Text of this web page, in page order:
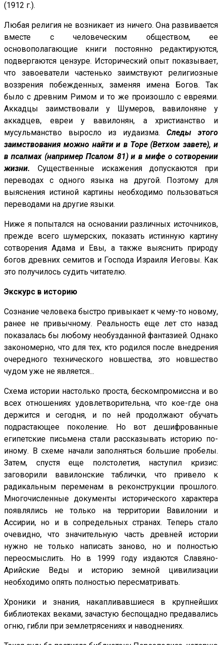
(1912 г.).
Любая религия не возникает из ничего. Она развивается
вместе с человеческим обществом, ее
основополагающие книги постоянно редактируются,
подвергаются цензуре. Исторический опыт показывает,
что завоеватели частенько заимствуют религиозные
воззрения побежденных, заменяя имена Богов. Так
было с древним Римом и то же произошло с евреями.
Аккадцы заимствовали у Шумеров, вавилоняне у
аккадцев, евреи у вавилонян, а христианство и
мусульманство выросло из иудаизма. Следы этого
заимствования можно найти и в Торе (Ветхом завете), и
в псалмах (например Псалом 81) и в мифе о сотворении
жизни.
Существенные искажения допускаются при
переводах с одного языка на другой. Поэтому для
выяснения истиной картины необходимо пользоваться
переводами на другие языки.
Ниже я попытался на основании различных источников,
прежде всего шумерских, показать истинную картину
сотворения Адама и Евы, а также выяснить природу
богов древних семитов и Господа Израиля Иеговы. Как
это получилось судить читателю.
Экскурс в историю
Сознание человека быстро привыкает к чему-то новому,
ранее не привычному. Реальность еще лет сто назад
показалась бы любому необузданной фантазией. Однако
закономерно, что для тех, кто родился после внедрения
очередного технического новшества, это новшество
чудом уже не является...
Схема истории настолько проста, бескомпромиссна и во
всех отношениях удовлетворительна, что кое-где она
держится и сегодня, и по ней продолжают обучать
подрастающее поколение. Но вот дешифрованные
египетские письмена стали рассказывать историю по-
иному. В схеме начали заполняться большие пробелы.
Затем, спустя еще полстолетия, наступил кризис:
заговорили вавилонские таблички, что привело к
радикальным переменам в реконструкции прошлого.
Многочисленные документы исторического характера
появлялись не только на территории Вавилонии и
Ассирии, но и в сопредельных странах. Теперь стало
очевидно, что значительную часть древней истории
нужно не только написать заново, но и полностью
переосмыслить. Но в 1999 году издаются Славяно-
Арийские Веды и историю земной цивилизации
необходимо опять полностью пересматривать.
Хроники и знания, накапливавшиеся в крупнейших
библиотеках веками, зачастую беспощадно предавались
огню, гибли при землетрясениях и наводнениях.